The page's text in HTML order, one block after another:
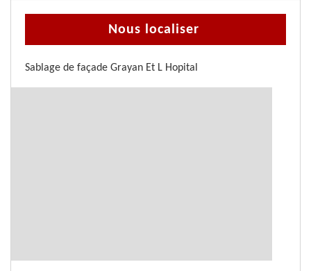
Nous localiser
Sablage de façade Grayan Et L Hopital